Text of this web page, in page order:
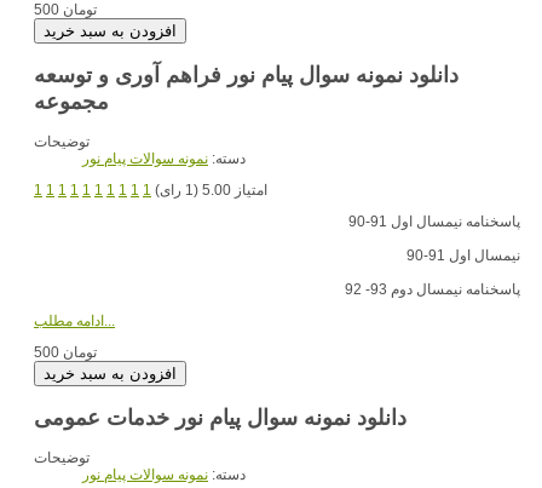
500 تومان
دانلود نمونه سوال پیام نور فراهم آوری و توسعه
مجموعه
توضیحات
دسته: نمونه سوالات پیام نور
1 1 1 1 1 1 1 1 1 1
امتیاز 5.00 (1 رای)
پاسخنامه نیمسال اول 91-90
نیمسال اول 91-90
پاسخنامه نیمسال دوم 93- 92
ادامه مطلب...
500 تومان
دانلود نمونه سوال پیام نور خدمات عمومی
توضیحات
دسته: نمونه سوالات پیام نور